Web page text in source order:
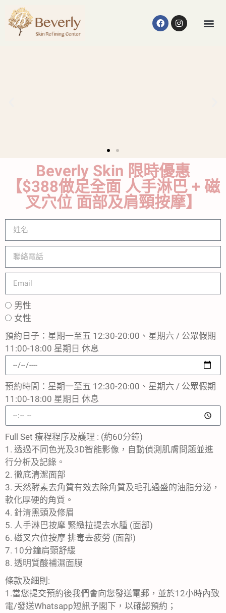
Beverly Skin 限時優惠
【$388做足全面 人手淋巴 + 磁
叉穴位 面部及肩頸按摩】
男性
女性
預約日子：星期一至五 12:30-20:00、星期六 / 公眾假期
11:00-18:00 星期日 休息
預約時間：星期一至五 12:30-20:00、星期六 / 公眾假期
11:00-18:00 星期日 休息
Full Set 療程程序及護理 : (約60分鐘)
1. 透過不同色光及3D智能影像，自動偵測肌膚問題並進
行分析及記錄。
2. 徹底清潔面部
3. 天然酵素去角質有效去除角質及毛孔過盛的油脂分泌，
軟化厚硬的角質。
4. 針清黑頭及修眉
5. 人手淋巴按摩 緊緻拉提去水腫 (面部)
6. 磁叉穴位按摩 排毒去疲勞 (面部)
7. 10分鐘肩頸舒緩
8. 透明質酸補濕面膜
條款及細則:
1.當您提交預約後我們會向您發送電郵，並於12小時內致
電/發送Whatsapp短訊予閣下，以確認預約；